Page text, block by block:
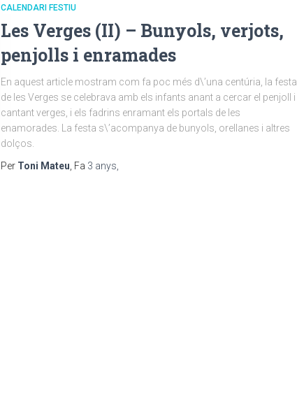
CALENDARI FESTIU
Les Verges (II) – Bunyols, verjots,
penjolls i enramades
En aquest article mostram com fa poc més d\’una centúria, la festa
de les Verges se celebrava amb els infants anant a cercar el penjoll i
cantant verges, i els fadrins enramant els portals de les
enamorades. La festa s\’acompanya de bunyols, orellanes i altres
dolços.
Per Toni Mateu , Fa 3 anys